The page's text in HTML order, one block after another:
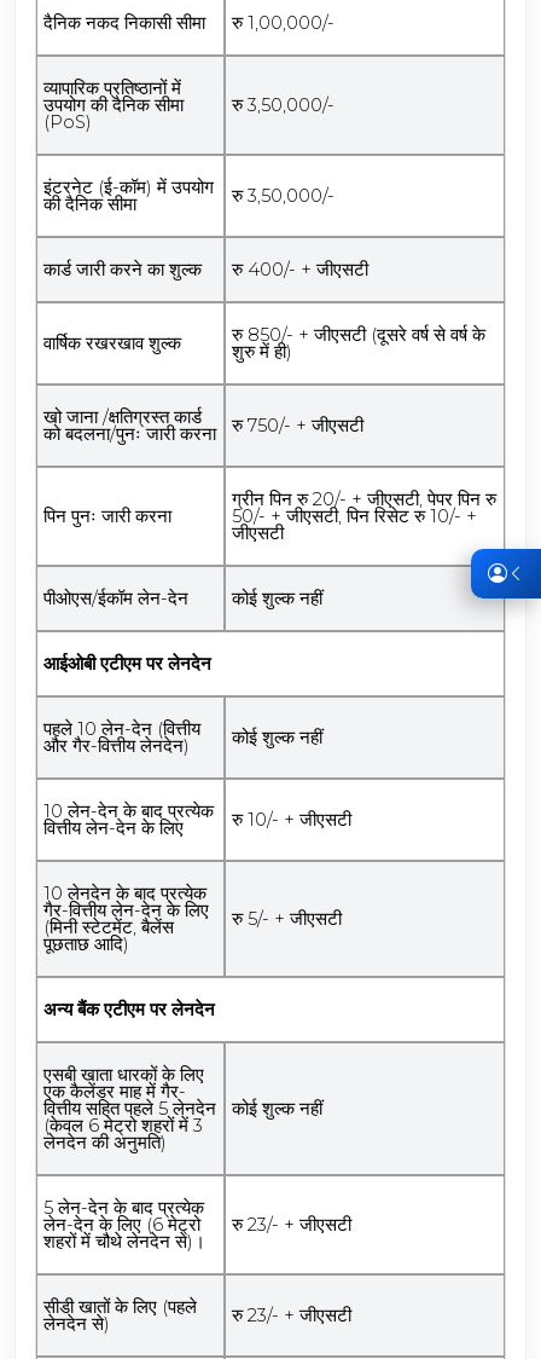
दैनिक नकद निकासी सीमा रु 1,00,000/-
व्यापारिक प्रतिष्ठानों में
उपयोग की दैनिक सीमा
(PoS)
रु 3,50,000/-
इंटरनेट (ई-कॉम) में उपयोग
की दैनिक सीमा रु 3,50,000/-
कार्ड जारी करने का शुल्क रु 400/- + जीएसटी
वार्षिक रखरखाव शुल्क रु 850/- + जीएसटी (दूसरे वर्ष से वर्ष के
शुरु में ही)
खो जाना /क्षतिग्रस्त कार्ड
को बदलना/पुनः जारी करना रु 750/- + जीएसटी
पिन पुनः जारी करना
ग्रीन पिन रु 20/- + जीएसटी, पेपर पिन रु
50/- + जीएसटी, पिन रिसेट रु 10/- +
जीएसटी
पीओएस/ईकॉम लेन-देन कोई शुल्क नहीं
आईओबी एटीएम पर लेनदेन
पहले 10 लेन-देन (वित्तीय
और गैर-वित्तीय लेनदेन) कोई शुल्क नहीं
10 लेन-देन के बाद प्रत्येक
वित्तीय लेन-देन के लिए रु 10/- + जीएसटी
10 लेनदेन के बाद प्रत्येक
गैर-वित्तीय लेन-देन के लिए
(मिनी स्टेटमेंट, बैलेंस
पूछताछ आदि)
रु 5/- + जीएसटी
अन्य बैंक एटीएम पर लेनदेन
एसबी खाता धारकों के लिए
एक कैलेंडर माह में गैर-
वित्तीय सहित पहले 5 लेनदेन
(केवल 6 मेट्रो शहरों में 3
लेनदेन की अनुमति)
कोई शुल्क नहीं
5 लेन-देन के बाद प्रत्येक
लेन-देन के लिए (6 मेट्रो
शहरों में चौथे लेनदेन से)।
रु 23/- + जीएसटी
सीडी खातों के लिए (पहले
लेनदेन से) रु 23/- + जीएसटी